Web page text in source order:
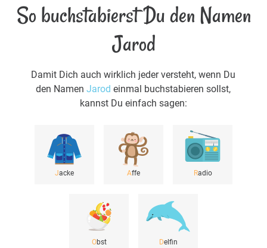
So buchstabierst Du den Namen
Jarod
Damit Dich auch wirklich jeder versteht, wenn Du
den NamenJarod einmal buchstabieren sollst,
kannst Du einfach sagen:
Jacke Affe Radio
Obst Delfin